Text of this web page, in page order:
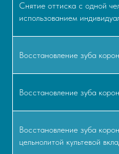
Снятие оттиска с одной
использованием
Восстановление зуба
Восстановление зуба
Восстановление зуба
цельнолитой культевой